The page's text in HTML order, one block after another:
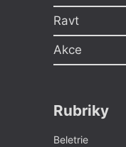
Ravt
Akce
Rubriky
Beletrie